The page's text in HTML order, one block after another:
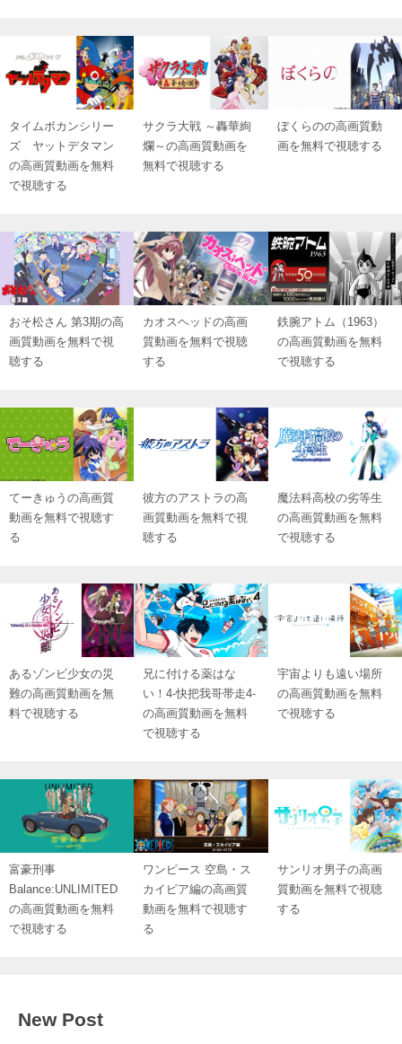
タイムボカンシリー
ズ ヤットデタマン
の高画質動画を無料
で視聴する
サクラ大戦 ～轟華絢
爛～の高画質動画を
無料で視聴する
ぼくらのの高画質動
画を無料で視聴する
おそ松さん 第3期の高
画質動画を無料で視
聴する
カオスヘッドの高画
質動画を無料で視聴
する
鉄腕アトム（1963）
の高画質動画を無料
で視聴する
てーきゅうの高画質
動画を無料で視聴す
る
彼方のアストラの高
画質動画を無料で視
聴する
魔法科高校の劣等生
の高画質動画を無料
で視聴する
あるゾンビ少女の災
難の高画質動画を無
料で視聴する
兄に付ける薬はな
い！4‐快把我哥帯走4‐
の高画質動画を無料
で視聴する
宇宙よりも遠い場所
の高画質動画を無料
で視聴する
富豪刑事
Balance:UNLIMITED
の高画質動画を無料
で視聴する
ワンピース 空島・ス
カイピア編の高画質
動画を無料で視聴す
る
サンリオ男子の高画
質動画を無料で視聴
する
New Post